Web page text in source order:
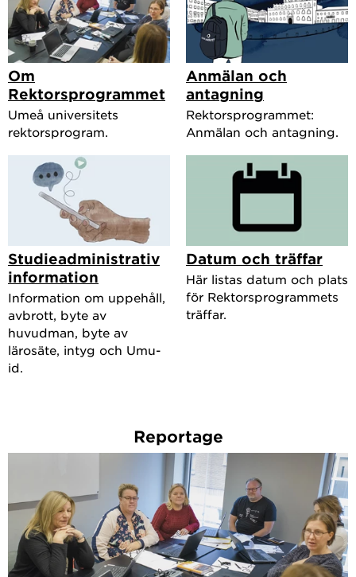
Om
Rektorsprogrammet
Umeå universitets
rektorsprogram.
Anmälan och
antagning
Rektorsprogrammet:
Anmälan och antagning.
Studieadministrativ
information
Information om uppehåll,
avbrott, byte av
huvudman, byte av
lärosäte, intyg och Umu-
id.
Datum och träffar
Här listas datum och plats
för Rektorsprogrammets
träffar.
Reportage